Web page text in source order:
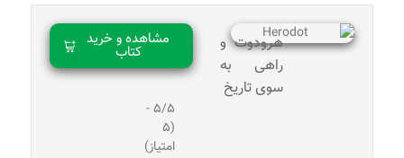
هرودوت و
راهی به
سوی تاریخ
5/5 -
(5
امتیاز)
مشاهده و خرید
کتاب